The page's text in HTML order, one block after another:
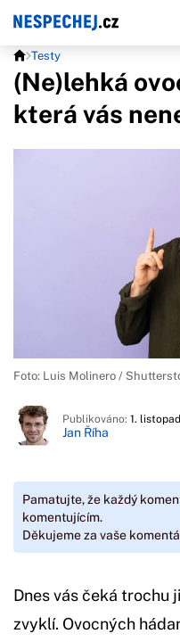
Testy
(Ne)lehká
která vás
Foto: Luis Molinero /
Publikováno: 1.
Jan Říha
Pamatujte, že každý
komentujícím.
Děkujeme za vaše
Dnes vás čeká trochu
zvyklí. Ovocných